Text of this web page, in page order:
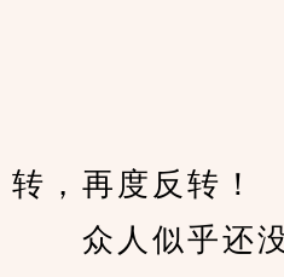
转，再度反转！
众人似乎还没